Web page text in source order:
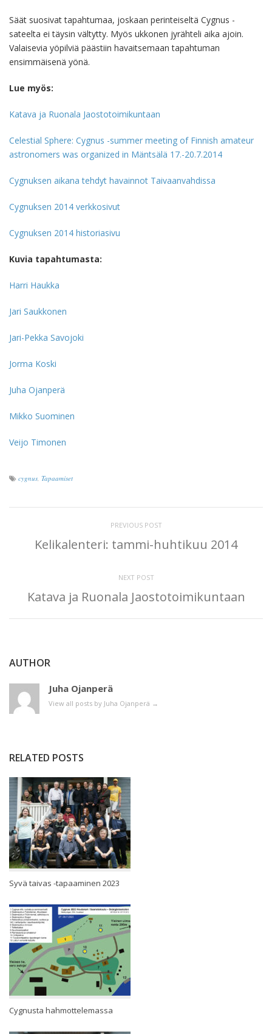
Säät suosivat tapahtumaa, joskaan perinteiseltä Cygnus -
sateelta ei täysin vältytty. Myös ukkonen jyrähteli aika ajoin.
Valaisevia yöpilviä päästiin havaitsemaan tapahtuman
ensimmäisenä yönä.
Lue myös:
Katava ja Ruonala Jaostotoimikuntaan
Celestial Sphere: Cygnus -summer meeting of Finnish amateur
astronomers was organized in Mäntsälä 17.-20.7.2014
Cygnuksen aikana tehdyt havainnot Taivaanvahdissa
Cygnuksen 2014 verkkosivut
Cygnuksen 2014 historiasivu
Kuvia tapahtumasta:
Harri Haukka
Jari Saukkonen
Jari-Pekka Savojoki
Jorma Koski
Juha Ojanperä
Mikko Suominen
Veijo Timonen
cygnus, Tapaamiset
PREVIOUS POST
Kelikalenteri: tammi-huhtikuu 2014
NEXT POST
Katava ja Ruonala Jaostotoimikuntaan
AUTHOR
Juha Ojanperä
View all posts by Juha Ojanperä →
RELATED POSTS
Syvä taivas -tapaaminen 2023
Cygnusta hahmottelemassa